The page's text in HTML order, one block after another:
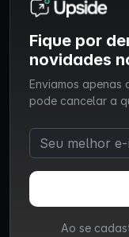
Fique por
novidades
Enviamos apenas
pode cancelar a
Ao se